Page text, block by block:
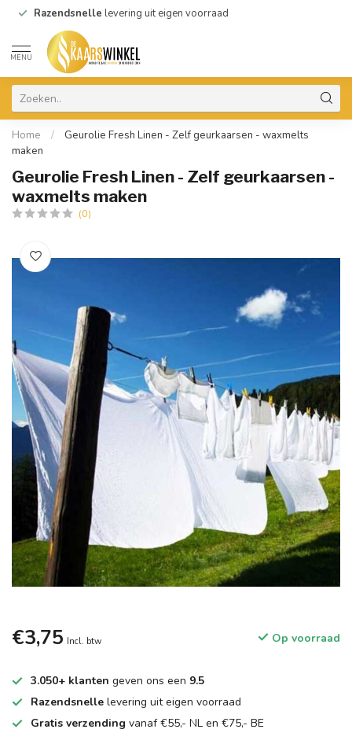
Razendsnelle levering uit eigen voorraad
MENU
Home /
Geurolie Fresh Linen - Zelf geurkaarsen - waxmelts
maken
Geurolie Fresh Linen - Zelf geurkaarsen -
waxmelts maken
(0)
€3,75 Incl. btw Op voorraad
3.050+ klanten geven ons een 9.5
Razendsnelle levering uit eigen voorraad
Gratis verzending vanaf €55,- NL en €75,- BE